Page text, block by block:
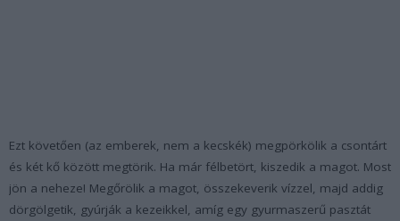
Ezt követően (az emberek, nem a kecskék) megpörkölik a csontárt
és két kő között megtörik. Ha már félbetört, kiszedik a magot. Most
jön a neheze! Megőrölik a magot, összekeverik vízzel, majd addig
dörgölgetik, gyúrják a kezeikkel, amíg egy gyurmaszerű pasztát